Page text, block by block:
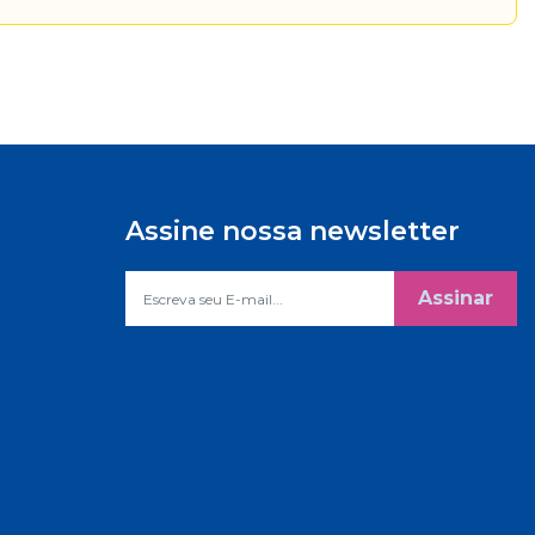
Assine nossa newsletter
Assinar